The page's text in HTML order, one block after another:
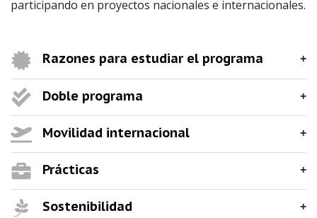
participando en proyectos nacionales e internacionales.
Razones para estudiar el programa
Doble programa
Movilidad internacional
Prácticas
Sostenibilidad